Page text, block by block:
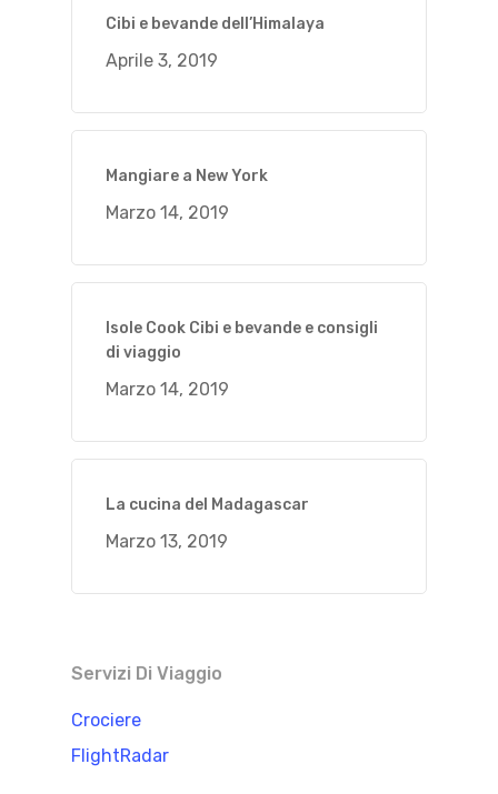
Cibi e bevande dell’Himalaya
Aprile 3, 2019
Mangiare a New York
Marzo 14, 2019
Isole Cook Cibi e bevande e consigli
di viaggio
Marzo 14, 2019
La cucina del Madagascar
Marzo 13, 2019
Servizi Di Viaggio
Crociere
FlightRadar